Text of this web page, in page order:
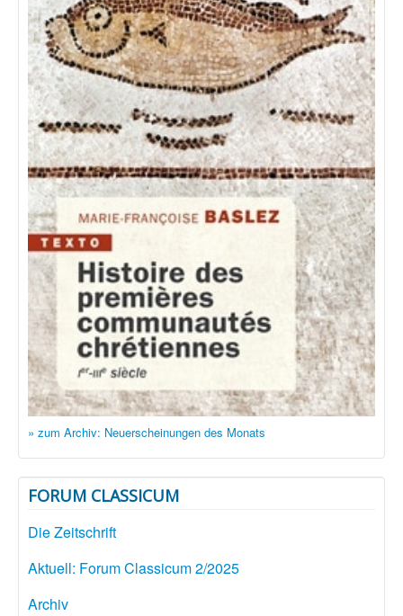
» zum Archiv: Neuerscheinungen des Monats
FORUM CLASSICUM
Die Zeitschrift
Aktuell: Forum Classicum 2/2025
Archiv